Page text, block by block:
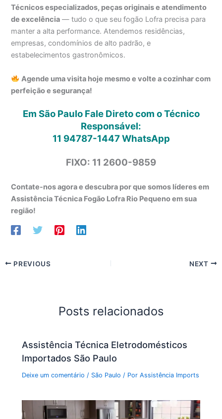
Técnicos especializados, peças originais e atendimento
de excelência — tudo o que seu fogão Lofra precisa para
manter a alta performance. Atendemos residências,
empresas, condomínios de alto padrão, e
estabelecimentos gastronômicos.
Agende uma visita hoje mesmo e volte a cozinhar com
perfeição e segurança!
Em São Paulo Fale Direto com o Técnico
Responsável:
11 94787-1447WhatsApp
FIXO: 11 2600-9859
Contate-nos agora e descubra por que somos líderes em
Assistência Técnica Fogão Lofra Rio Pequeno em sua
região!
PREVIOUS NEXT
Posts relacionados
Assistência Técnica Eletrodomésticos
Importados São Paulo
Deixe um comentário / São Paulo / PorAssistência Imports